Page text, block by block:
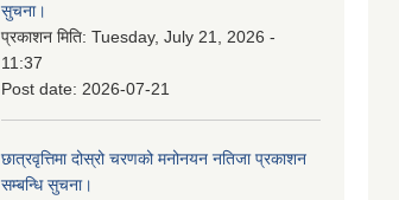
सुचना।
प्रकाशन मिति: Tuesday, July 21, 2026 -
11:37
Post date: 2026-07-21
छात्रवृत्तिमा दोस्रो चरणको मनोनयन नतिजा प्रकाशन
सम्बन्धि सुचना।